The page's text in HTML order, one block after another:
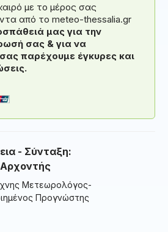
με το μέρος σας
από το meteo-thessalia.gr
μας για την
σας & για να
παρέχουμε έγκυρες και
- Σύνταξη:
Μετεωρολόγος-
Προγνώστης